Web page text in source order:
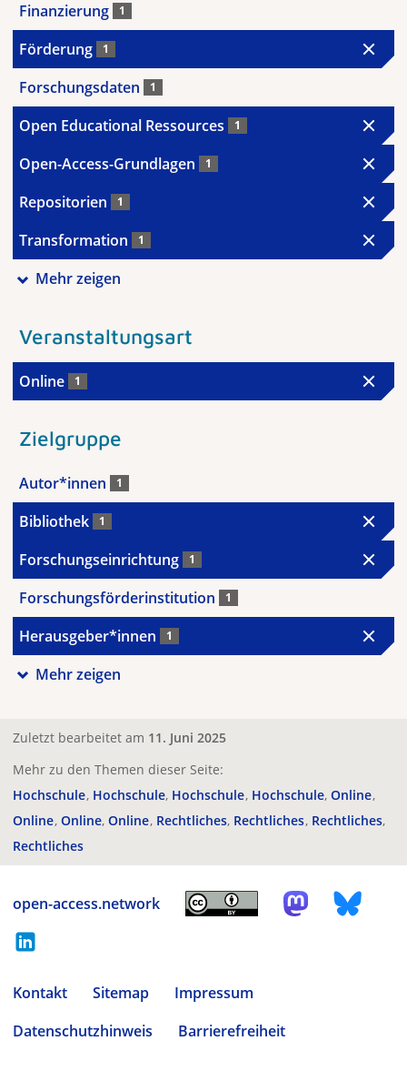
Finanzierung 1
Förderung 1
Forschungsdaten 1
Open Educational Ressources 1
Open-Access-Grundlagen 1
Repositorien 1
Transformation 1
Mehr zeigen
Veranstaltungsart
Online 1
Zielgruppe
Autor*innen 1
Bibliothek 1
Forschungseinrichtung 1
Forschungsförderinstitution 1
Herausgeber*innen 1
Mehr zeigen
Zuletzt bearbeitet am 11. Juni 2025
Mehr zu den Themen dieser Seite:
Hochschule Hochschule Hochschule Hochschule Online
Online Online Online Rechtliches Rechtliches Rechtliches
Rechtliches
open-access.network
Kontakt Sitemap
Impressum
Datenschutzhinweis
Barrierefreiheit